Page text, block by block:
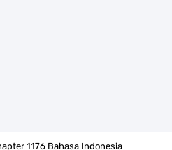
1176 Bahasa Indonesia